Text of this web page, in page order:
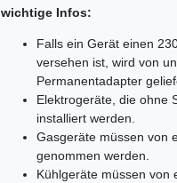
wichtige Infos:
Falls ein Gerät einen
versehen ist, wird von
Permanentadapter
Elektrogeräte, die ohne
installiert werden.
Gasgeräte müssen von
genommen werden.
Kühlgeräte müssen von